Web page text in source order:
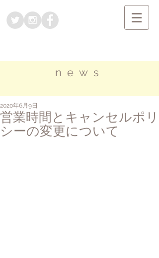
news
営業時間とキャンセルポリ
シーの変更について
2020年6月9日